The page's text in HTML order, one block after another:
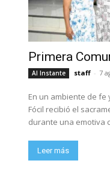
Primera
Al Instante staff - 7
En un ambiente de fe
Fócil recibió el
durante una emotiva
Leer más